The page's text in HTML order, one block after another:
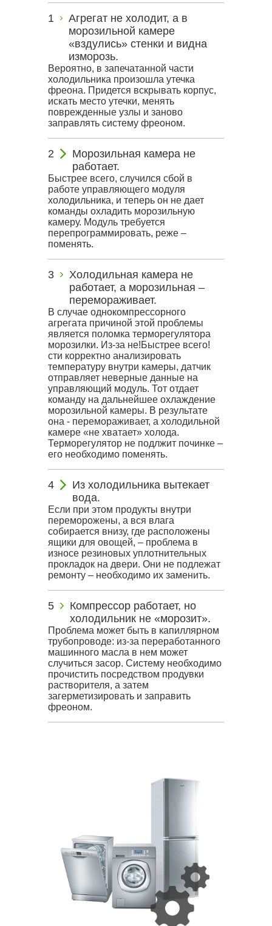
Агрегат не холодит, а в
морозильной камере
«вздулись» стенки и видна
изморозь.
Вероятно, в запечатанной части
холодильника произошла утечка
фреона. Придется вскрывать корпус,
искать место утечки, менять
поврежденные узлы и заново
заправлять систему фреоном.
Морозильная камера не
работает.
Быстрее всего, случился сбой в
работе управляющего модуля
холодильника, и теперь он не дает
команды охладить морозильную
камеру. Модуль требуется
перепрограммировать, реже –
поменять.
Холодильная камера не
работает, а морозильная –
перемораживает.
В случае однокомпрессорного
агрегата причиной этой проблемы
является поломка терморегулятора
морозилки. Из-за не!Быстрее всего!
сти корректно анализировать
температуру внутри камеры, датчик
отправляет неверные данные на
управляющий модуль. Тот отдает
команду на дальнейшее охлаждение
морозильной камеры. В результате
она - перемораживает, а холодильной
камере «не хватает» холода.
Терморегулятор не подлжит починке –
его необходимо поменять.
Из холодильника вытекает
вода.
Если при этом продукты внутри
переморожены, а вся влага
собирается внизу, где расположены
ящики для овощей, – проблема в
износе резиновых уплотнительных
прокладок на двери. Они не подлежат
ремонту – необходимо их заменить.
Компрессор работает, но
холодильник не «морозит».
Проблема может быть в капиллярном
трубопроводе: из-за переработанного
машинного масла в нем может
случиться засор. Систему необходимо
прочистить посредством продувки
растворителя, а затем
загерметизировать и заправить
фреоном.